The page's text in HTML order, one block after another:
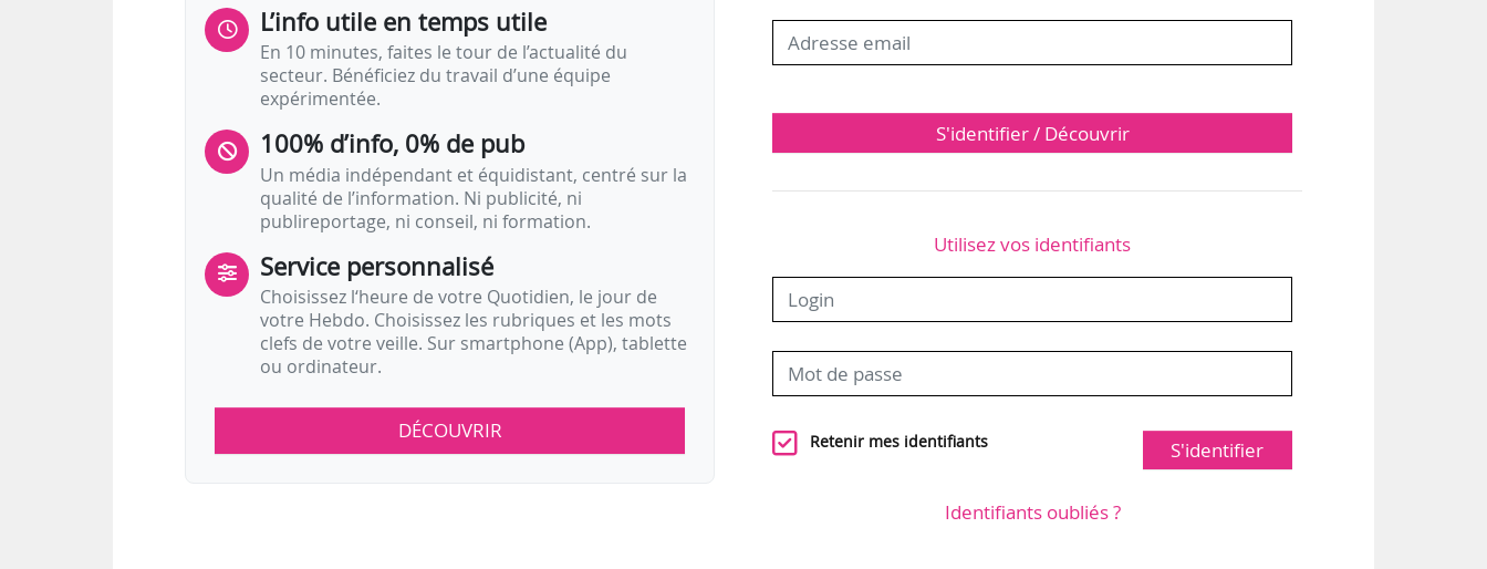
L’info utile en temps utile
En 10 minutes, faites le tour de l’actualité du
secteur. Bénéficiez du travail d’une équipe
expérimentée.
100% d’info, 0% de pub
Un média indépendant et équidistant, centré sur la
qualité de l’information. Ni publicité, ni
publireportage, ni conseil, ni formation.
Service personnalisé
Choisissez l‘heure de votre Quotidien, le jour de
votre Hebdo. Choisissez les rubriques et les mots
clefs de votre veille. Sur smartphone (App), tablette
ou ordinateur.
DÉCOUVRIR
S'identifier / Découvrir
Utilisez vos identifiants
Retenir mes identifiants S'identifier
Identifiants oubliés ?